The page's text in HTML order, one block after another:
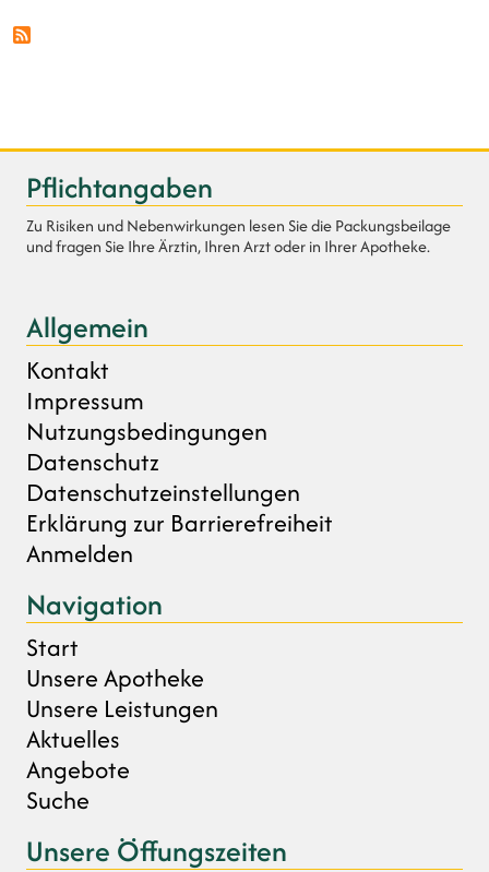
Pflichtangaben
Zu Risiken und Nebenwirkungen lesen Sie die Packungsbeilage
und fragen Sie Ihre Ärztin, Ihren Arzt oder in Ihrer Apotheke.
Allgemein
Kontakt
Impressum
Nutzungsbedingungen
Datenschutz
Datenschutzeinstellungen
Erklärung zur Barrierefreiheit
Anmelden
Navigation
Start
Unsere Apotheke
Unsere Leistungen
Aktuelles
Angebote
Suche
Unsere Öffungszeiten